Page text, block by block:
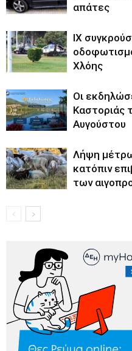
απάτες
ΙΧ
Χλόης
Οι
Καστοριάς
Αυγούστου
Λήψη
κατόπιν
των